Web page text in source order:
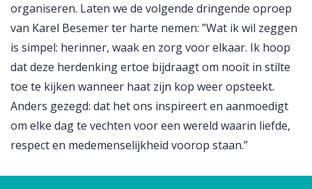
organiseren. Laten we de volgende dringende oproep
van Karel Besemer ter harte nemen: ”Wat ik wil zeggen
is simpel: herinner, waak en zorg voor elkaar. Ik hoop
dat deze herdenking ertoe bijdraagt om nooit in stilte
toe te kijken wanneer haat zijn kop weer opsteekt.
Anders gezegd: dat het ons inspireert en aanmoedigt
om elke dag te vechten voor een wereld waarin liefde,
respect en medemenselijkheid voorop staan.”